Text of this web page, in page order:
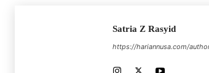
Satria Z Rasyid
https://hariannusa.com/